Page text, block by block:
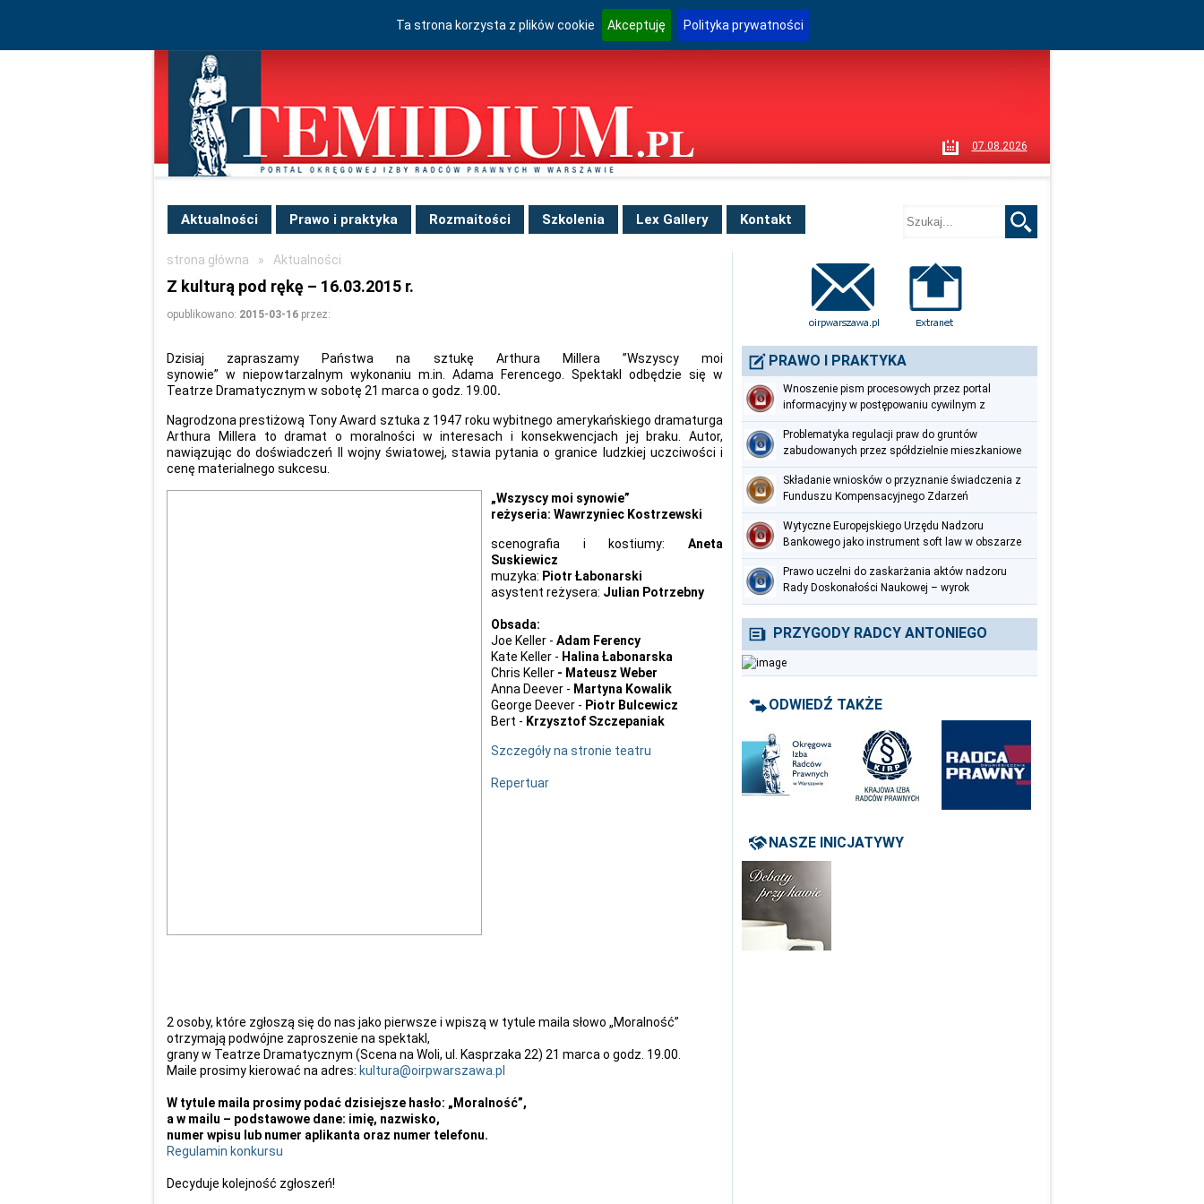
Ta strona korzysta z plików cookie Akceptuję Polityka prywatności
07.08.2026
Aktualności Prawo i praktyka Rozmaitości Szkolenia Lex Gallery Kontakt
strona główna » Aktualności
Z kulturą pod rękę – 16.03.2015 r.
opublikowano: 2015-03-16 przez:
Dzisiaj zapraszamy Państwa na sztukę Arthura Millera ”Wszyscy moi
synowie” w niepowtarzalnym wykonaniu m.in. Adama Ferencego. Spektakl odbędzie się w
Teatrze Dramatycznym w sobotę 21 marca o godz. 19.00.
Nagrodzona prestiżową Tony Award sztuka z 1947 roku wybitnego amerykańskiego dramaturga
Arthura Millera to dramat o moralności w interesach i konsekwencjach jej braku. Autor,
nawiązując do doświadczeń II wojny światowej, stawia pytania o granice ludzkiej uczciwości i
cenę materialnego sukcesu.
„Wszyscy moi synowie”
reżyseria: Wawrzyniec Kostrzewski
scenografia i kostiumy: Aneta
Suskiewicz
muzyka: Piotr Łabonarski
asystent reżysera: Julian Potrzebny
Obsada:
Joe Keller - Adam Ferency
Kate Keller - Halina Łabonarska
Chris Keller - Mateusz Weber
Anna Deever - Martyna Kowalik
George Deever - Piotr Bulcewicz
Bert - Krzysztof Szczepaniak
Szczegóły na stronie teatru
Repertuar
2 osoby, które zgłoszą się do nas jako pierwsze i wpiszą w tytule maila słowo „Moralność”
otrzymają podwójne zaproszenie na spektakl,
grany w Teatrze Dramatycznym (Scena na Woli, ul. Kasprzaka 22) 21 marca o godz. 19.00.
Maile prosimy kierować na adres: kultura@oirpwarszawa.pl
W tytule maila prosimy podać dzisiejsze hasło: „Moralność”,
a w mailu – podstawowe dane: imię, nazwisko,
numer wpisu lub numer aplikanta oraz numer telefonu.
Regulamin konkursu
Decyduje kolejność zgłoszeń!
PRAWO I PRAKTYKA
Wnoszenie pism procesowych przez portal
informacyjny w postępowaniu cywilnym z
perspektywy radcy prawnego
Problematyka regulacji praw do gruntów
zabudowanych przez spółdzielnie mieszkaniowe
Składanie wniosków o przyznanie świadczenia z
Funduszu Kompensacyjnego Zdarzeń
Medycznych – uwagi praktyczne
Wytyczne Europejskiego Urzędu Nadzoru
Bankowego jako instrument soft law w obszarze
przeciwdziałania praniu pieniędzy i finansowaniu
terroryzmu
Prawo uczelni do zaskarżania aktów nadzoru
Rady Doskonałości Naukowej – wyrok
Naczelnego Sądu Administracyjnego z 12
czerwca 2025 r. (III OSK 626/22)
PRZYGODY RADCY ANTONIEGO
ODWIEDŹ TAKŻE
NASZE INICJATYWY